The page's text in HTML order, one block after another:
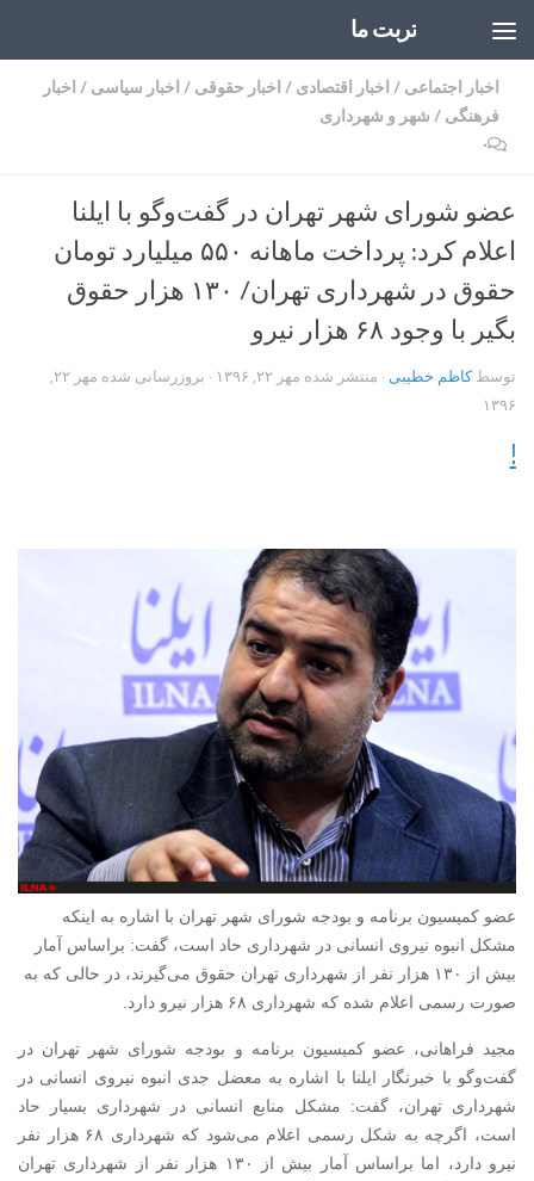
تربت ما
اخبار اجتماعی / اخبار اقتصادی / اخبار حقوقی / اخبار سیاسی / اخبار
فرهنگی / شهر و شهرداری
۰
عضو شورای شهر تهران در گفت‌وگو با ایلنا
اعلام کرد: پرداخت ماهانه ۵۵۰ میلیارد تومان
حقوق در شهرداری تهران/ ۱۳۰ هزار حقوق
بگیر با وجود ۶۸ هزار نیرو
توسطکاظم خطیبی · منتشر شده مهر ۲۲, ۱۳۹۶ · بروزرسانی شده
مهر ۲۲,
۱۳۹۶
!
عضو کمیسیون برنامه و بودجه شورای شهر تهران با اشاره به اینکه
مشکل انبوه نیروی انسانی در شهرداری حاد است، گفت: براساس آمار
بیش از ۱۳۰ هزار نفر از شهرداری تهران حقوق می‌گیرند، در حالی که به
صورت رسمی اعلام شده که شهرداری ۶۸ هزار نیرو دارد.
مجید فراهانی، عضو کمیسیون برنامه و بودجه شورای شهر تهران در
گفت‌وگو با خبرنگار ایلنا با اشاره به معضل جدی انبوه نیروی انسانی در
شهرداری تهران، گفت: مشکل منابع انسانی در شهرداری بسیار حاد
است، اگرچه به شکل رسمی اعلام می‌شود که شهرداری ۶۸ هزار نفر
نیرو دارد، اما براساس آمار بیش از ۱۳۰ هزار نفر از شهرداری تهران